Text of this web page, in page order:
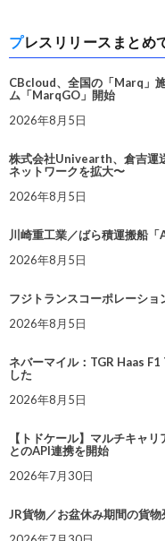
プレスリリースまとめ
CBcloud、全国の「Marq」
ム「MarqGO」開始
2026年8月5日
株式会社Univearth、倉吉運
ネットワークを拡大〜
2026年8月5日
川崎重工業／ばら積運搬船
2026年8月5日
フジトランスコーポレーシ
2026年8月5日
ネバーマイル：TGR Haas
した
2026年8月5日
【トドケール】マルチキャ
とのAPI連携を開始
2026年7月30日
JR貨物／お盆休み期間の貨